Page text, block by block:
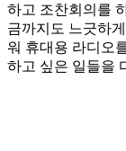
하고 조찬회의를
금까지도 느긋하
워 휴대용 라디오
하고 싶은 일들을